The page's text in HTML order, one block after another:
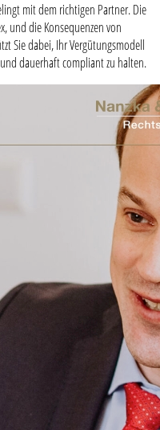
mit dem richtigen Partner. Die
und die Konsequenzen von
Sie dabei, Ihr Vergütungsmodell
dauerhaft compliant zu halten.